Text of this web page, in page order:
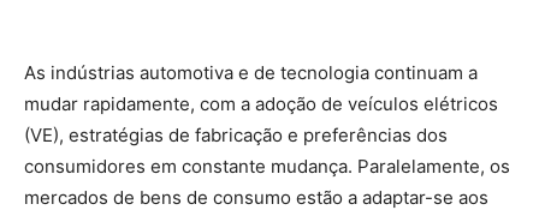
As indústrias automotiva e de tecnologia continuam a
mudar rapidamente, com a adoção de veículos elétricos
(VE), estratégias de fabricação e preferências dos
consumidores em constante mudança. Paralelamente, os
mercados de bens de consumo estão a adaptar-se aos